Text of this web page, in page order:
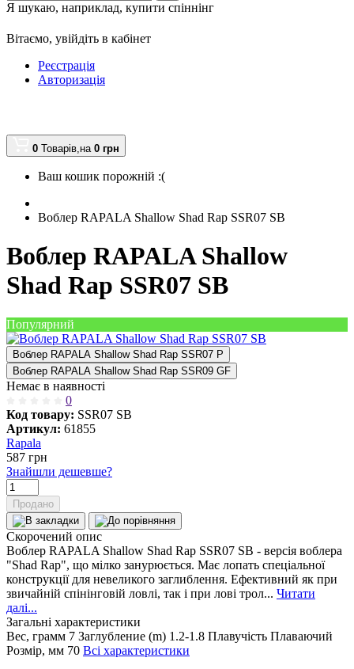
Я шукаю, наприклад, купити спіннінг
Вітаємо, увійдіть в кабінет
Реєстрація
Авторизація
0 Товарів,на 0 грн
Ваш кошик порожній :(
Воблер RAPALA Shallow Shad Rap SSR07 SB
Воблер RAPALA Shallow
Shad Rap SSR07 SB
Популярний
Воблер RAPALA Shallow Shad Rap SSR07 P
Воблер RAPALA Shallow Shad Rap SSR09 GF
Немає в наявності
0
Код товару: SSR07 SB
Артикул: 61855
Rapala
587 грн
Знайшли дешевше?
Продано
Скорочений опис
Воблер RAPALA Shallow Shad Rap SSR07 SB - версія воблера
"Shad Rap", що мілко занурюється. Має лопать спеціальної
конструкції для невеликого заглиблення. Ефективний як при
звичайній спінінговій ловлі, так і при лові трол... Читати
далі...
Загальні характеристики
Вес, грамм 7 Заглубление (m) 1.2-1.8 Плавучість Плаваючий
Розмір, мм 70 Всі характеристики